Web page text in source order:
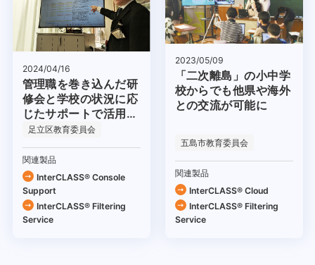
2024/04/16
管理職を巻き込んだ研
修会と学校の状況に応
じたサポートで活用を
促進
足立区教育委員会
関連製品
InterCLASS®︎ Console
Support
InterCLASS®︎ Filtering
Service
2023/05/09
「二次離島」の小中学
校からでも他県や海外
との交流が可能に
五島市教育委員会
関連製品
InterCLASS® Cloud
InterCLASS®︎ Filtering
Service